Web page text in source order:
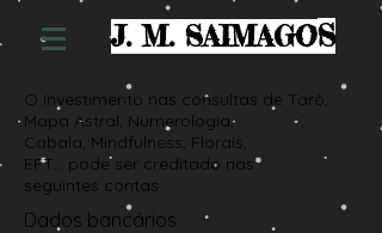
J. M. SAIMAGOS
O investimento nas consultas de Tarô,
Mapa Astral, Numerologia,
Cabala, Mindfulness, Florais,
EFT... pode ser creditado nas
seguintes contas
Dados bancários